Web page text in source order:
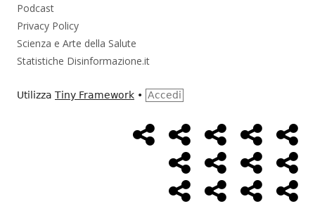
Podcast
Privacy Policy
Scienza e Arte della Salute
Statistiche Disinformazione.it
Utilizza Tiny Framework • Accedi
MenùHome
Page
Alimentazione
AmbienteBambini
Cancro ControlloEconomia
FarmaciMassoneriaNWO